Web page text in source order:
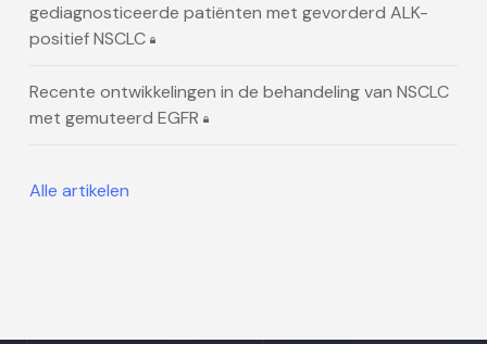
gediagnosticeerde patiënten met gevorderd ALK-
positief NSCLC
Recente ontwikkelingen in de behandeling van NSCLC
met gemuteerd EGFR
Alle artikelen